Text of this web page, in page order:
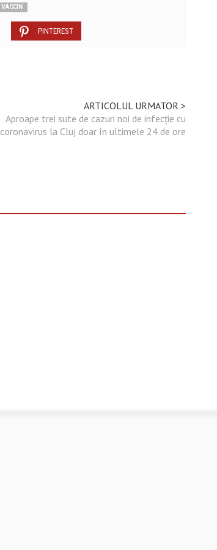
VACCIN
PINTEREST
ARTICOLUL URMATOR >
Aproape trei sute de cazuri noi de infecție cu
coronavirus la Cluj doar în ultimele 24 de ore